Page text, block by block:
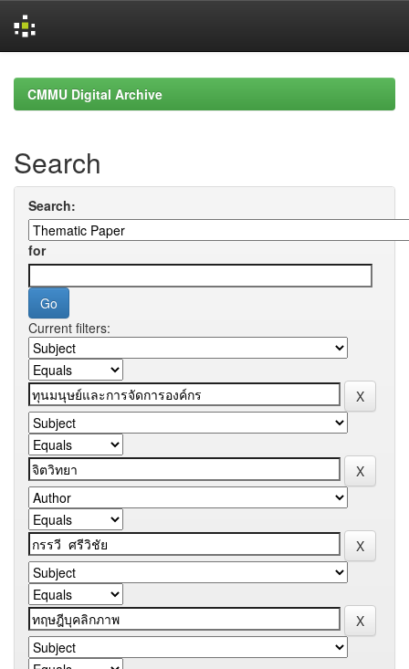
navigationCMMU Digital Archive
Search
Search:
for
Current filters: